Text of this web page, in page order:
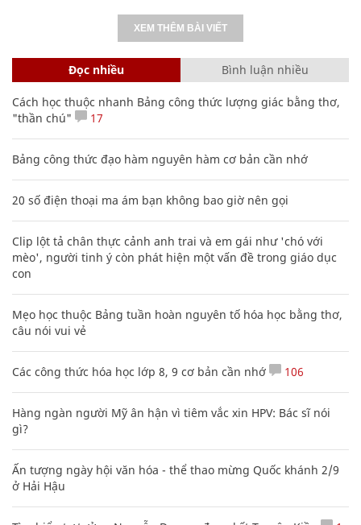
XEM THÊM BÀI VIẾT
Đọc nhiều Bình luận nhiều
Cách học thuộc nhanh Bảng công thức lượng giác bằng thơ,
"thần chú"
17
Bảng công thức đạo hàm nguyên hàm cơ bản cần nhớ
20 số điện thoại ma ám bạn không bao giờ nên gọi
Clip lột tả chân thực cảnh anh trai và em gái như 'chó với
mèo', người tinh ý còn phát hiện một vấn đề trong giáo dục
con
Mẹo học thuộc Bảng tuần hoàn nguyên tố hóa học bằng thơ,
câu nói vui vẻ
Các công thức hóa học lớp 8, 9 cơ bản cần nhớ 106
Hàng ngàn người Mỹ ân hận vì tiêm vắc xin HPV: Bác sĩ nói
gì?
Ấn tượng ngày hội văn hóa - thể thao mừng Quốc khánh 2/9
ở Hải Hậu